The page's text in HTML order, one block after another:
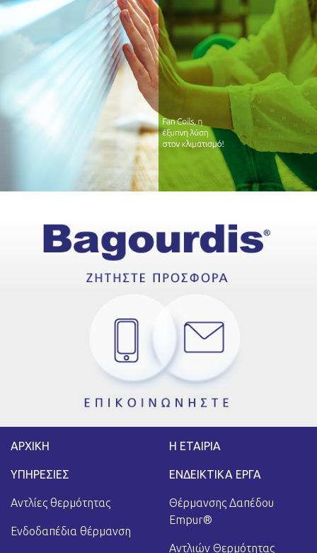
ΑΡΧΙΚΗ Η ΕΤΑΙΡΙΑ
ΥΠΗΡΕΣΙΕΣ
Αντλίες θερμότητας
Ενδοδαπέδια θέρμανση
ΕΝΔΕΙΚΤΙΚΑ ΕΡΓΑ
Θέρμανσης Δαπέδου
Empur®
Αντλιών Θερμότητας